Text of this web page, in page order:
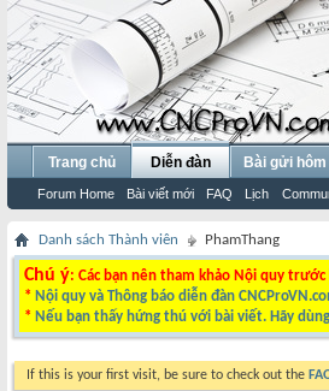
Trang chủ Diễn đàn
Forum Home Bài viết mới FAQ Lịch
Bài gửi
Danh sách Thành viên PhamThang
Chú ý: Các bạn nên tham khảo Nội quy
* Nội quy và Thông báo diễn đàn
* Nếu bạn thấy hứng thú với bài viết. Hãy
If this is your first visit, be sure to check out the